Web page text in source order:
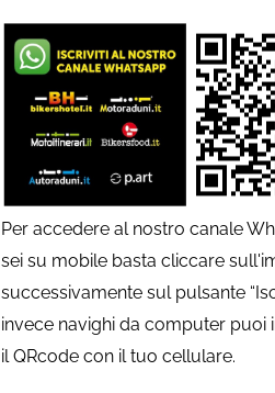
Per accedere al nostro canale
sei su mobile basta cliccare
successivamente sul pulsante
invece navighi da computer puoi
il QRcode con il tuo cellulare.